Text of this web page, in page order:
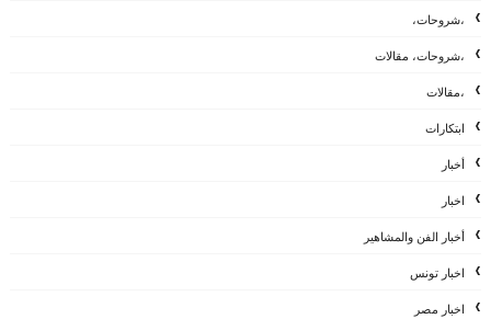
،شروحات،
،شروحات، مقالات
،مقالات
ابتكارات
أخبار
اخبار
أخبار الفن والمشاهير
اخبار تونس
اخبار مصر